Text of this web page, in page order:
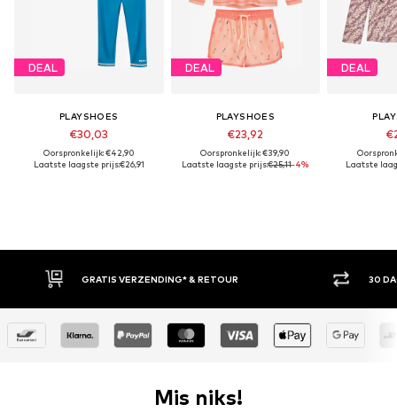
DEAL
PLAYSHOES
€30,03
Oorspronkelijk: €42,90
Laatste laagste prijs:€26,91
DEAL
PLAYSHOES
€23,92
Oorspronkelijk: €39,90
Laatste laagste prijs:€25,11-4%
DEAL
Laatste
GRATIS VERZENDING* & RETOUR 30 DAGEN
Mis niks!